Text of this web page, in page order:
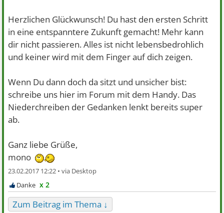
Herzlichen Glückwunsch! Du hast den ersten Schritt
in eine entspanntere Zukunft gemacht! Mehr kann
dir nicht passieren. Alles ist nicht lebensbedrohlich
und keiner wird mit dem Finger auf dich zeigen.
Wenn Du dann doch da sitzt und unsicher bist:
schreibe uns hier im Forum mit dem Handy. Das
Niederchreiben der Gedanken lenkt bereits super
ab.
Ganz liebe Grüße,
mono
23.02.2017 12:22 •
x 2
Zum Beitrag im Thema ↓